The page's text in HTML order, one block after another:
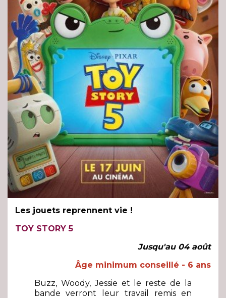
Les jouets reprennent vie !
TOY STORY 5
Jusqu'au 04 août
Âge minimum conseillé - 6 ans
Buzz, Woody, Jessie et le reste de la
bande verront leur travail remis en